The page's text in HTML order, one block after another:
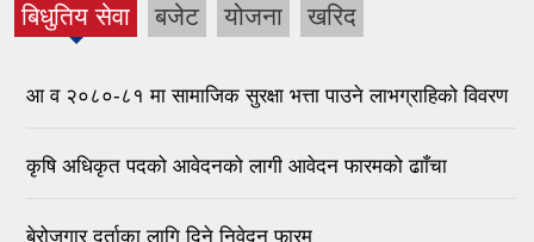
बिधुतिय सेवा
(active
बजेट योजना खरिद
आ व २०८०-८१ मा सामाजिक सुरक्षा भत्ता पाउने लाभग्राहिको विवरण
कृषि अधिकृत पदको आवेदनको लागी आवेदन फारमको ढााँचा
बेरोजगार दर्ताका लागि दिने निवेदन फारम